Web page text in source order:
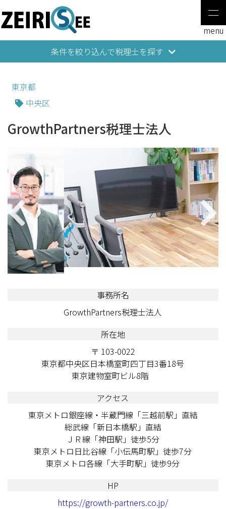
条件を絞り込んで税理士を探す
東京都
中央区
GrowthPartners税理士法人
事務所名
GrowthPartners税理士法人
所在地
〒 103-0022
東京都中央区日本橋室町四丁目3番18号
東京建物室町ビル8階
アクセス
東京メトロ銀座線・半蔵門線「三越前駅」直結
総武線「新日本橋駅」直結
ＪＲ線「神田駅」徒歩5分
東京メトロ日比谷線「小伝馬町駅」徒歩7分
東京メトロ各線「大手町駅」徒歩9分
HP
https://growth-partners.co.jp/